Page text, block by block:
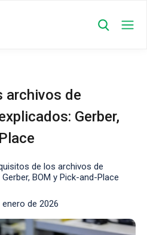
archivos de
Gerber,
de los archivos de
BOM y Pick-and-Place
de 2026